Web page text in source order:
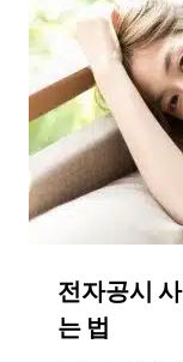
전자공시
는 법